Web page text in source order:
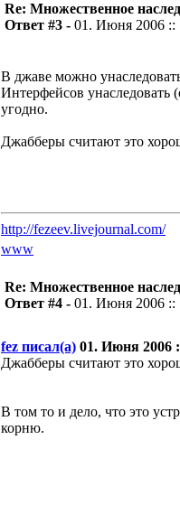
Re: Множественное
Ответ #3 - 01. Июня 2006 ::
В джаве можно
Интерфейсов унаследовать
угодно.
Джабберы считают это
http://fezeev.livejournal.com/
www
Re: Множественное
Ответ #4 - 01. Июня 2006 ::
fez писал(а) 01. Июня 2006
Джабберы считают это
В том то и дело, что это
корню.